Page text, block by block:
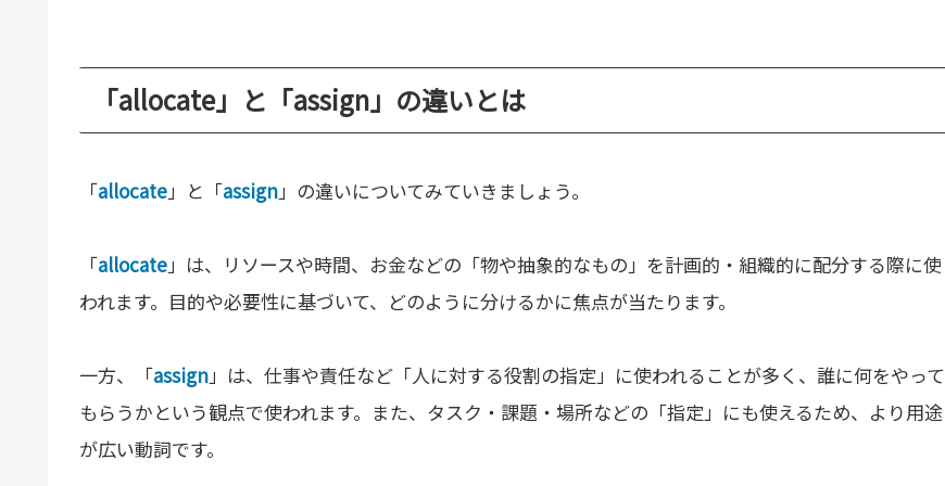
「allocate」と「assign」の違いとは
「allocate」と「assign」の違いについてみていきましょう。
「allocate」は、リソースや時間、お金などの「物や抽象的なもの」を計画的・組織的に配分する際に使
われます。目的や必要性に基づいて、どのように分けるかに焦点が当たります。
一方、「assign」は、仕事や責任など「人に対する役割の指定」に使われることが多く、誰に何をやって
もらうかという観点で使われます。また、タスク・課題・場所などの「指定」にも使えるため、より用途
が広い動詞です。